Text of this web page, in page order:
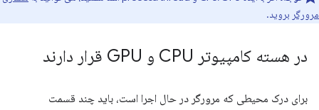
مرورگر بروید.
در هسته کامپیوتر CPU و GPU قرار دارند
برای درک محیطی که مرورگر در حال اجرا است، باید چند قسمت